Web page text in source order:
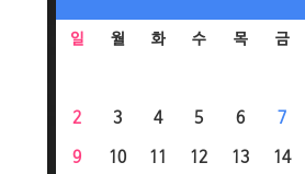
일 월 화 수 목 금
2 3 4 5 6 7
9 10 11 12 13 14